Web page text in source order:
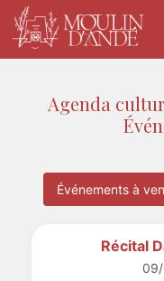
Agenda
Événements à
Récital